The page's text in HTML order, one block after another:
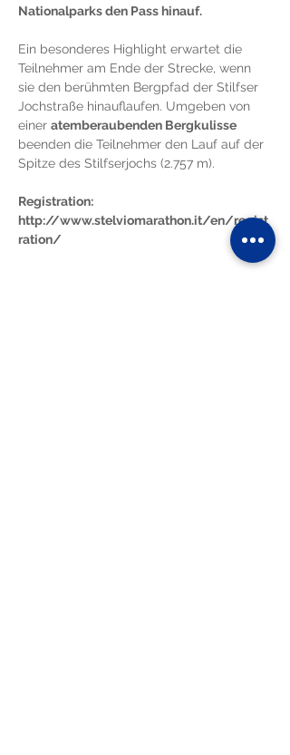
Nationalparks den Pass hinauf.
Ein besonderes Highlight erwartet die
Teilnehmer am Ende der Strecke, wenn
sie den berühmten Bergpfad der Stilfser
Jochstraße hinauflaufen. Umgeben von
einer atemberaubenden Bergkulisse
beenden die Teilnehmer den Lauf auf der
Spitze des Stilfserjochs (2.757 m).
Registration:
http://www.stelviomarathon.it/en/regist
ration/